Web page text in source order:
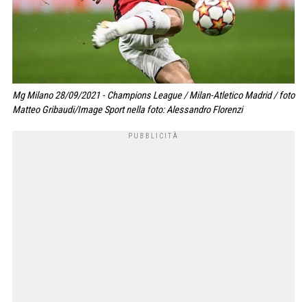
Mg Milano 28/09/2021 - Champions League / Milan-Atletico Madrid / foto
Matteo Gribaudi/Image Sport nella foto: Alessandro Florenzi